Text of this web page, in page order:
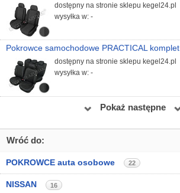
dostępny na stronie sklepu kegel24.pl
wysyłka w: -
Pokrowce samochodowe PRACTICAL komplet
dostępny na stronie sklepu kegel24.pl
wysyłka w: -
Pokaż następne
Wróć do:
POKROWCE auta osobowe 22
NISSAN 16